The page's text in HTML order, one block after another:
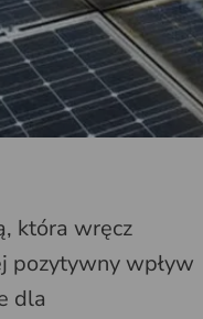
która wręcz
pozytywny wpływ
dla